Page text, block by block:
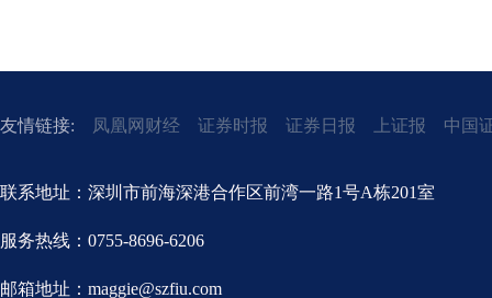
友情链接: 凤凰网财经 证券时报 证券日报 上证报 中国
联系地址：深圳市前海深港合作区前湾一路1号A栋201室
服务热线：0755-8696-6206
邮箱地址：maggie@szfiu.com